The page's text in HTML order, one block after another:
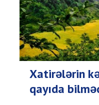
Xatirələrin
qayıda